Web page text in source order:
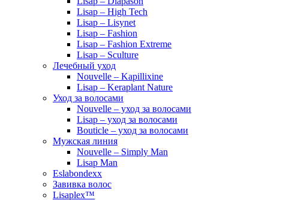
Lisap – High Tech
Lisap – Lisynet
Lisap – Fashion
Lisap – Fashion Extreme
Lisap – Sculture
Лечебный уход
Nouvelle – Kapillixine
Lisap – Keraplant Nature
Уход за волосами
Nouvelle – уход за волосами
Lisap – уход за волосами
Bouticle – уход за волосами
Мужская линия
Nouvelle – Simply Man
Lisap Man
Eslabondexx
Завивка волос
Lisaplex™